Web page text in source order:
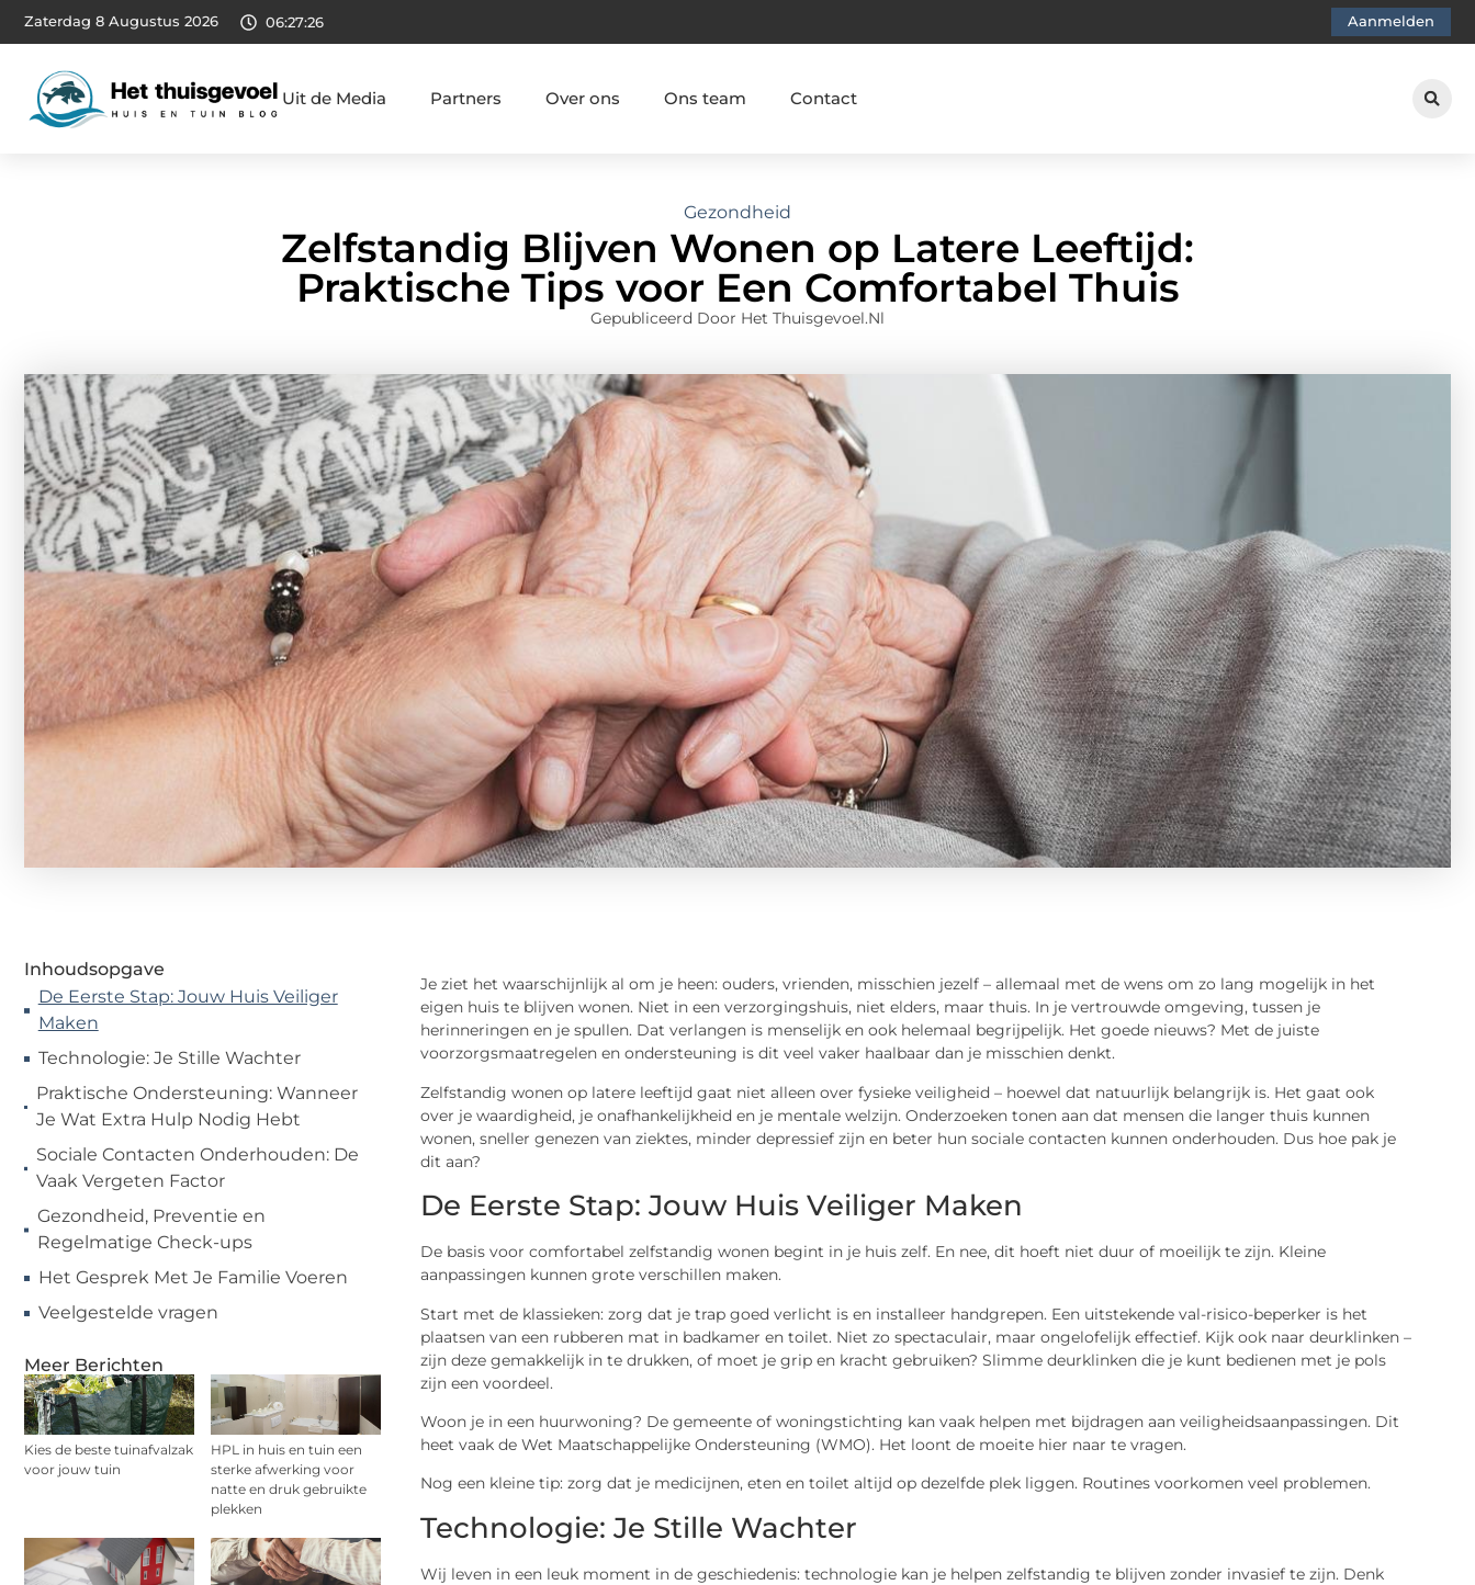
Zaterdag 8 Augustus 2026 06:27:27 Aanmelden
Uit de Media Partners Over ons Ons team Contact
Gezondheid
Zelfstandig Blijven Wonen op Latere Leeftijd:
Praktische Tips voor Een Comfortabel Thuis
Gepubliceerd Door Het Thuisgevoel.nl
Inhoudsopgave
De Eerste Stap: Jouw Huis Veiliger
Maken
Technologie: Je Stille Wachter
Praktische Ondersteuning: Wanneer
Je Wat Extra Hulp Nodig Hebt
Sociale Contacten Onderhouden: De
Vaak Vergeten Factor
Gezondheid, Preventie en
Regelmatige Check-ups
Het Gesprek Met Je Familie Voeren
Veelgestelde vragen
Meer Berichten
Kies de beste tuinafvalzak
voor jouw tuin
HPL in huis en tuin een
sterke afwerking voor
natte en druk gebruikte
plekken
Je ziet het waarschijnlijk al om je heen: ouders, vrienden, misschien jezelf – allemaal met de wens om zo lang mogelijk in het
eigen huis te blijven wonen. Niet in een verzorgingshuis, niet elders, maar thuis. In je vertrouwde omgeving, tussen je
herinneringen en je spullen. Dat verlangen is menselijk en ook helemaal begrijpelijk. Het goede nieuws? Met de juiste
voorzorgsmaatregelen en ondersteuning is dit veel vaker haalbaar dan je misschien denkt.
Zelfstandig wonen op latere leeftijd gaat niet alleen over fysieke veiligheid – hoewel dat natuurlijk belangrijk is. Het gaat ook
over je waardigheid, je onafhankelijkheid en je mentale welzijn. Onderzoeken tonen aan dat mensen die langer thuis kunnen
wonen, sneller genezen van ziektes, minder depressief zijn en beter hun sociale contacten kunnen onderhouden. Dus hoe pak je
dit aan?
De Eerste Stap: Jouw Huis Veiliger Maken
De basis voor comfortabel zelfstandig wonen begint in je huis zelf. En nee, dit hoeft niet duur of moeilijk te zijn. Kleine
aanpassingen kunnen grote verschillen maken.
Start met de klassieken: zorg dat je trap goed verlicht is en installeer handgrepen. Een uitstekende val-risico-beperker is het
plaatsen van een rubberen mat in badkamer en toilet. Niet zo spectaculair, maar ongelofelijk effectief. Kijk ook naar deurklinken –
zijn deze gemakkelijk in te drukken, of moet je grip en kracht gebruiken? Slimme deurklinken die je kunt bedienen met je pols
zijn een voordeel.
Woon je in een huurwoning? De gemeente of woningstichting kan vaak helpen met bijdragen aan veiligheidsaanpassingen. Dit
heet vaak de Wet Maatschappelijke Ondersteuning (WMO). Het loont de moeite hier naar te vragen.
Nog een kleine tip: zorg dat je medicijnen, eten en toilet altijd op dezelfde plek liggen. Routines voorkomen veel problemen.
Technologie: Je Stille Wachter
Wij leven in een leuk moment in de geschiedenis: technologie kan je helpen zelfstandig te blijven zonder invasief te zijn. Denk